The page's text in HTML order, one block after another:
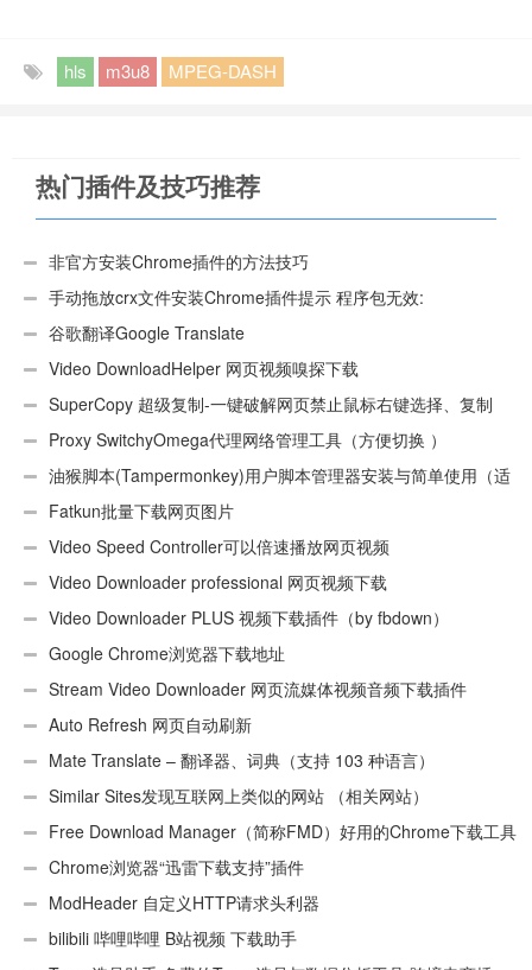
hls m3u8 MPEG-DASH
热门插件及技巧推荐
非官方安装Chrome插件的方法技巧
手动拖放crx文件安装Chrome插件提示 程序包无效:
“CEX_HEADER_INVALID”的解决办法
谷歌翻译Google Translate
Video DownloadHelper 网页视频嗅探下载
SuperCopy 超级复制-一键破解网页禁止鼠标右键选择、复制
Proxy SwitchyOmega代理网络管理工具（方便切换 ）
油猴脚本(Tampermonkey)用户脚本管理器安装与简单使用（适
用Android）
Fatkun批量下载网页图片
Video Speed Controller可以倍速播放网页视频
Video Downloader professional 网页视频下载
Video Downloader PLUS 视频下载插件（by fbdown）
Google Chrome浏览器下载地址
Stream Video Downloader 网页流媒体视频音频下载插件
Auto Refresh 网页自动刷新
Mate Translate – 翻译器、词典（支持 103 种语言）
Similar Sites发现互联网上类似的网站 （相关网站）
Free Download Manager（简称FMD）好用的Chrome下载工具
插件Chrome浏览器“迅雷下载支持”插件
ModHeader 自定义HTTP请求头利器
bilibili 哔哩哔哩 B站视频 下载助手